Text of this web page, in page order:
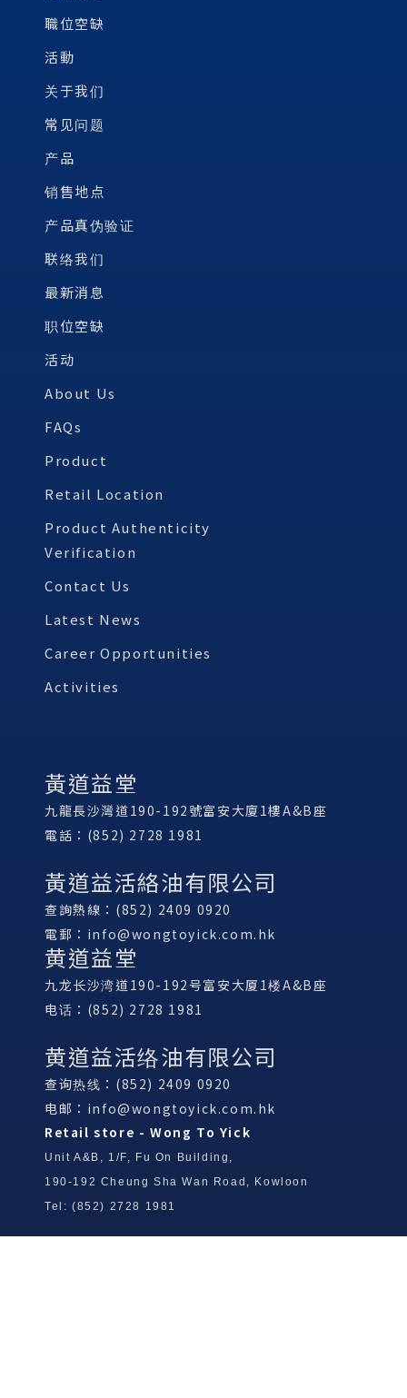
職位空缺
活動
关于我们
常见问题
产品
销售地点
产品真伪验证
联络我们
最新消息
职位空缺
活动
About Us
FAQs
Product
Retail Location
Product Authenticity
Verification
Contact Us
Latest News
Career Opportunities
Activities
黃道益堂
九龍長沙灣道190-192號富安大廈1樓A&B座
電話：(852) 2728 1981
黃道益活絡油有限公司
查詢熱線：(852) 2409 0920
電郵： info@wongtoyick.com.hk
黄道益堂
九龙长沙湾道190-192号富安大厦1楼A&B座
电话：(852) 2728 1981
黄道益活络油有限公司
查询热线：(852) 2409 0920
电邮： info@wongtoyick.com.hk
Retail store - Wong To Yick
Unit A&B, 1/F, Fu On Building,
190-192 Cheung Sha Wan Road, Kowloon
Tel: (852) 2728 1981